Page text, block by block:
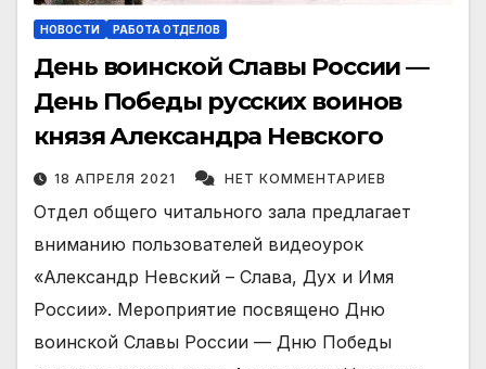
НОВОСТИ РАБОТА ОТДЕЛОВ
День воинской Славы России —
День Победы русских воинов
князя Александра Невского
18 АПРЕЛЯ 2021 НЕТ КОММЕНТАРИЕВ
Отдел общего читального зала предлагает
вниманию пользователей видеоурок
«Александр Невский – Слава, Дух и Имя
России». Мероприятие посвящено Дню
воинской Славы России — Дню Победы